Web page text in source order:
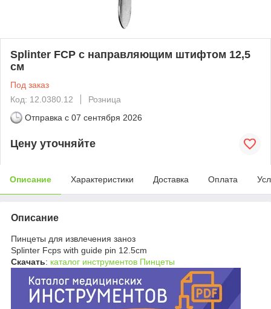
Splinter FCP с направляющим штифтом 12,5
см
Под заказ
Код: 12.0380.12
Розница
Отправка с 07 сентября 2026
Цену уточняйте
Описание Характеристики Доставка Оплата
Описание
Пинцеты для извлечения заноз
Splinter Fcps with guide pin 12.5cm
Скачать: каталог инструментов Пинцеты